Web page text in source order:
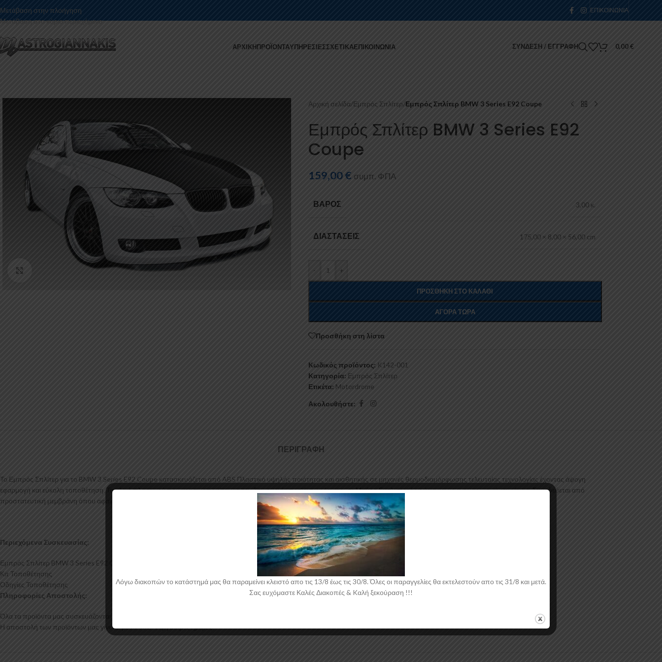
Μετάβαση στην πλοήγηση
Μετάβαση στο κύριο περιεχόμενο
ΕΠΙΚΟΙΝΩΝΊΑ
ΑΡΧΙΚΉΠΡΟΪΌΝΤΑΥΠΗΡΕΣΊΕΣΣΧΕΤΙΚΆΕΠΙΚΟΙΝΩΝΊΑ ΣΎΝΔΕΣΗ / ΕΓΓΡΑΦΉ 0,00€
Κάντε κλικ για μεγέθυνση
Αρχική σελίδα/Εμπρός Σπλίτερ/Εμπρός Σπλίτερ BMW 3 Series E92 Coupe
Εμπρός Σπλίτερ BMW 3 Series E92
Coupe
159,00€ συμπ. ΦΠΑ
ΒΆΡΟΣ 3,00 κ.
ΔΙΑΣΤΆΣΕΙΣ 175,00 × 8,00 × 56,00 cm
- +
ΠΡΟΣΘΉΚΗ ΣΤΟ ΚΑΛΆΘΙ
ΑΓΟΡΆ ΤΏΡΑ
Προσθήκη στη λίστα
Κωδικός προϊόντος: K142-001
Κατηγορία: Εμπρός Σπλίτερ
Ετικέτα: Motordrome
Ακολουθήστε:
ΠΕΡΙΓΡΑΦΉ
Το Εμπρός Σπλίτερ για το BMW 3 Series E92 Coupe κατασκευάζεται από ABS Πλαστικό υψηλής ποιότητας και αισθητικής σε μηχανές θερμοδιαμόρφωσης τελευταίας τεχνολογίας έχοντας άψογη
εφαρμογή και εύκολη τοποθέτηση. Το υλικό πλαστικού που χρησιμοποιείται για την δημιουργία προϊόντων έρχεται σε Μαύρο Γυαλιστερό χρώμα και με αντιχαρακτική επιφάνεια. Συνοδεύεται από
προστατευτική μεμβράνη όπου αφαιρείται πριν την τοποθέτηση.
Περιεχόμενα Συσκευασίας:
Εμπρός Σπλίτερ BMW 3 Series E92 Coupe
Κιτ Τοποθέτησης
Οδηγίες Τοποθέτησης
Πληροφορίες Αποστολής:
Όλα τα προϊόντα μας συσκευάζονται και αποστέλλονται με προστατευτικό νάιλον μέσα στο κουτί τους για μεγαλύτερη ασφάλεια κατά την αποστολή.
Η αποστολή των προϊόντων μας γίνεται μέσα σε 2-4 εργάσιμες ημέρες.
Λόγω διακοπών το κατάστημά μας θα παραμείνει κλειστό απο τις 13/8 έως τις 30/8. Όλες οι παραγγελίες θα εκτελεστούν απο τις 31/8 και μετά.
Σας ευχόμαστε Καλές Διακοπές & Kαλή ξεκούραση !!!